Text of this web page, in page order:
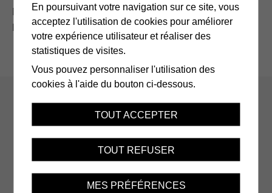
Mémento 4.15
Expertises médicales
Découvrez notre rapport
annuel 2025
En poursuivant votre navigation sur ce site, vous
acceptez l'utilisation de cookies pour améliorer
votre expérience utilisateur et réaliser des
statistiques de visites.
Vous pouvez personnaliser l'utilisation des
cookies à l'aide du bouton ci-dessous.
TOUT ACCEPTER
TOUT REFUSER
MES PRÉFÉRENCES